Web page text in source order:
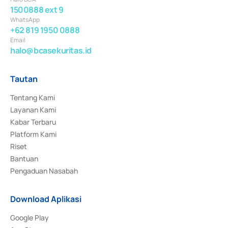
1500888 ext 9
WhatsApp
+62 819 1950 0888
Email
halo@bcasekuritas.id
Tautan
Tentang Kami
Layanan Kami
Kabar Terbaru
Platform Kami
Riset
Bantuan
Pengaduan Nasabah
Download Aplikasi
Google Play